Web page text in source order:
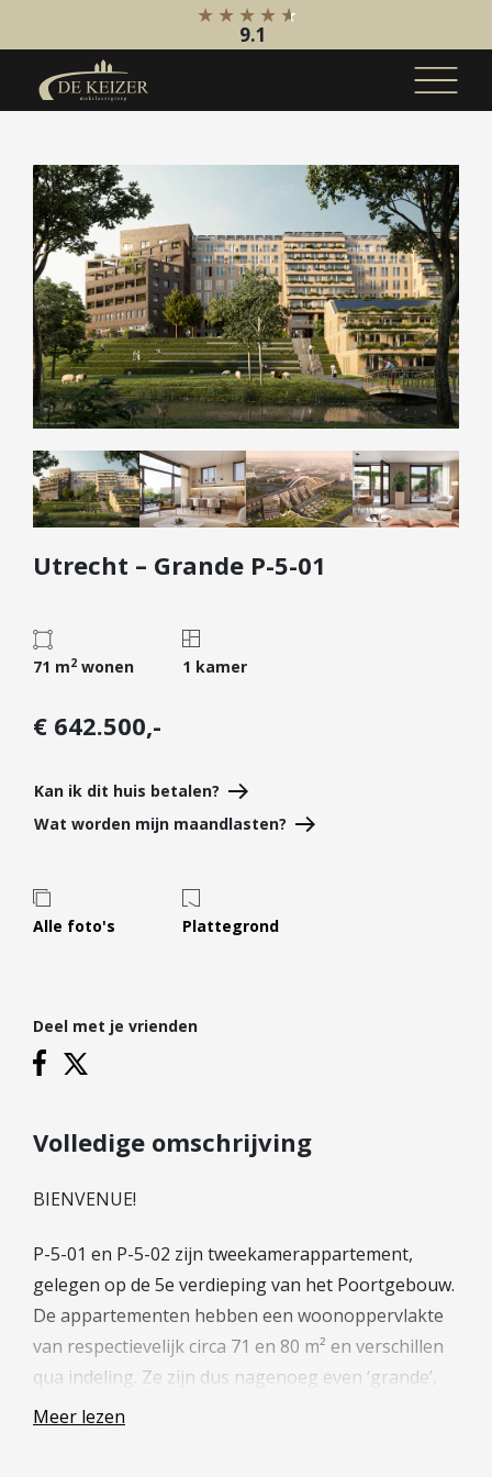
Koopaanbod
Bestaande bouw
Internationaal
Nieuwbouw
Bedrijfsaanbod
Huuraanbod
Bestaande bouw
Internationaal
Nieuwbouw
Bedrijfsaanbod
Diensten
Kopen
Huren
Verhuren
Verzekeren
Nieuwbouw
Projectontwikkelaars
Hypotheken
Hypotheekadvies
Starterslening
Financiële check
Duurzame hypotheek
Leer ons kennen
Over Ons
Ons Team
Vacatures
FAQ
9.1
Utrecht – Grande P-5-01
71 m2 wonen 1 kamer
€ 642.500,-
Kan ik dit huis betalen?
Wat worden mijn maandlasten?
Alle foto's Plattegrond
Deel met je vrienden
Volledige omschrijving
BIENVENUE!
P-5-01 en P-5-02 zijn tweekamerappartement,
gelegen op de 5e verdieping van het Poortgebouw.
De appartementen hebben een woonoppervlakte
van respectievelijk circa 71 en 80 m² en verschillen
qua indeling. Ze zijn dus nagenoeg even ‘grande’,
maar toch ook weer anders!
Meer lezen